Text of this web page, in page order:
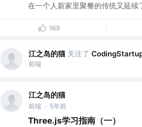
在一个人新家里聚餐的传统又延续
169
江之岛的猫 关注了
前端
江之岛的猫
前端 · 5年前
Three.js学习指南（一）